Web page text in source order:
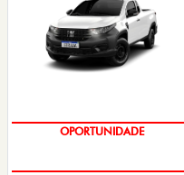
OPORTUNIDADE